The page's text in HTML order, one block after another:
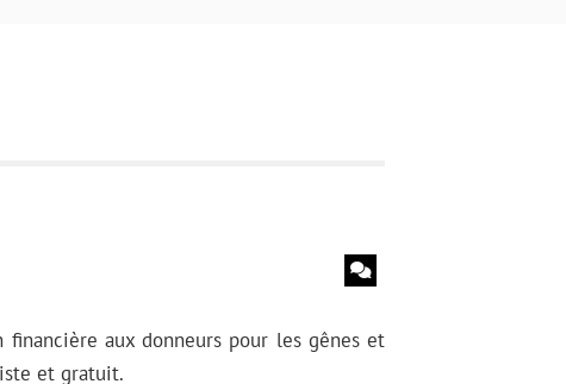
financière aux donneurs pour les gênes et
et gratuit.